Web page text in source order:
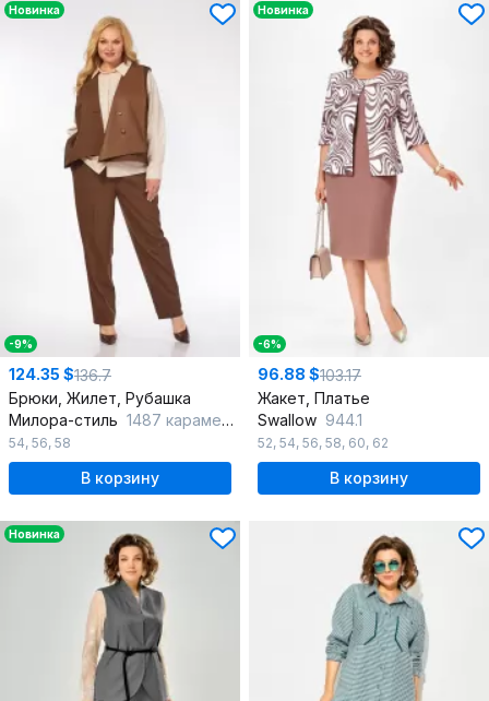
Новинка
-9%
124.35 $136.7
Брюки, Жилет, Рубашка
Милора-стиль 1487 карамель+молочный_шоколад
54, 56, 58
В корзину
Новинка
-6%
96.88 $103.17
Жакет, Платье
Swallow 944.1
52, 54, 56, 58, 60, 62
В корзину
Новинка